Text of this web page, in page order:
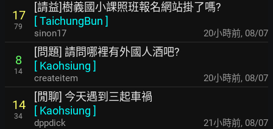
17
79
[請益]樹義國小課照班報名網站掛了嗎?
[TaichungBun ]
sinon17 20小時前, 08/07
8
14
[問題] 請問哪裡有外國人酒吧?
[ Kaohsiung ]
createitem 20小時前, 08/07
14
34
[閒聊] 今天遇到三起車禍
[ Kaohsiung ]
dppdick 21小時前, 08/07